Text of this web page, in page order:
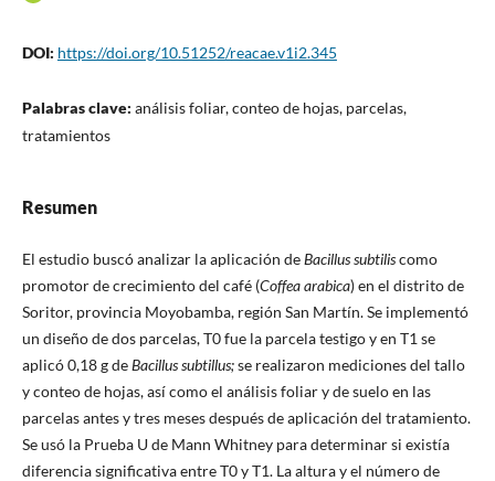
DOI: https://doi.org/10.51252/reacae.v1i2.345
Palabras clave: análisis foliar, conteo de hojas, parcelas,
tratamientos
Resumen
El estudio buscó analizar la aplicación deBacillus subtiliscomo
promotor de crecimiento del café (Coffea arabica) en el distrito de
Soritor, provincia Moyobamba, región San Martín. Se implementó
un diseño de dos parcelas, T0 fue la parcela testigo y en T1 se
aplicó 0,18 g deBacillus subtillus;se realizaron mediciones del tallo
y conteo de hojas, así como el análisis foliar y de suelo en las
parcelas antes y tres meses después de aplicación del tratamiento.
Se usó la Prueba U de Mann Whitney para determinar si existía
diferencia significativa entre T0 y T1. La altura y el número de